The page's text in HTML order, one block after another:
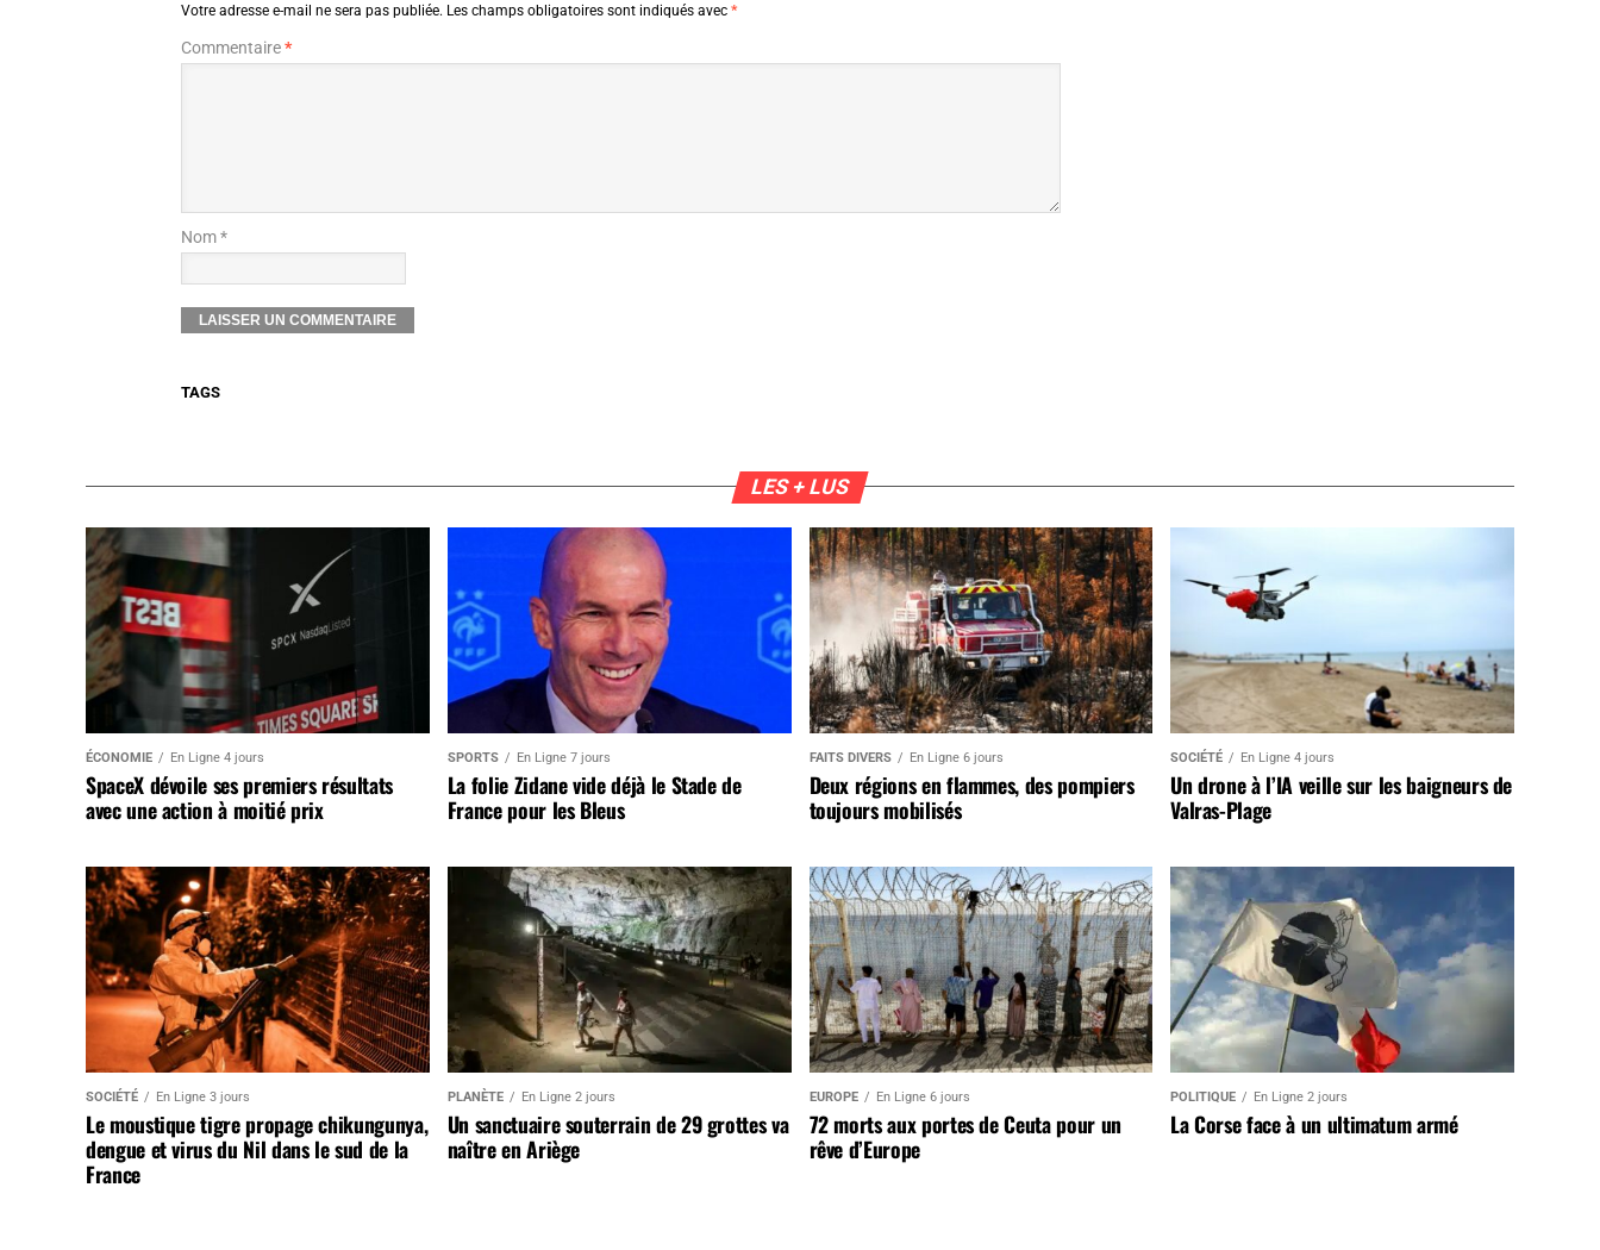
Votre adresse e-mail ne sera pas publiée. Les champs obligatoires sont indiqués avec *
Commentaire*
Nom *
TAGS
LES + LUS
ÉCONOMIE En Ligne 4 jours
SpaceX dévoile ses premiers résultats
avec une action à moitié prix
SPORTS En Ligne 7 jours
La folie Zidane vide déjà le Stade de
France pour les Bleus
FAITS DIVERS En Ligne 6 jours
Deux régions en flammes, des pompiers
toujours mobilisés
SOCIÉTÉ En Ligne 4 jours
Un drone à l’IA veille sur les baigneurs de
Valras-Plage
SOCIÉTÉ En Ligne 3 jours
Le moustique tigre propage chikungunya,
dengue et virus du Nil dans le sud de la
France
PLANÈTE En Ligne 2 jours
Un sanctuaire souterrain de 29 grottes va
naître en Ariège
EUROPE En Ligne 6 jours
72 morts aux portes de Ceuta pour un
rêve d’Europe
POLITIQUE En Ligne 2 jours
La Corse face à un ultimatum armé